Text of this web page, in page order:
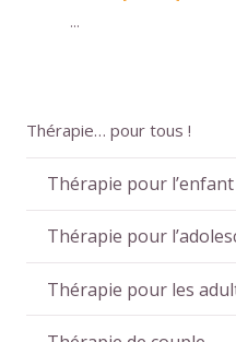
...
Thérapie… pour tous !
Thérapie pour l’enfant
Thérapie pour
Thérapie pour les